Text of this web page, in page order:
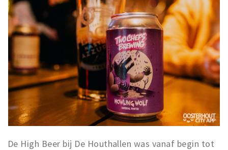
De High Beer bij De Houthallen was vanaf begin tot